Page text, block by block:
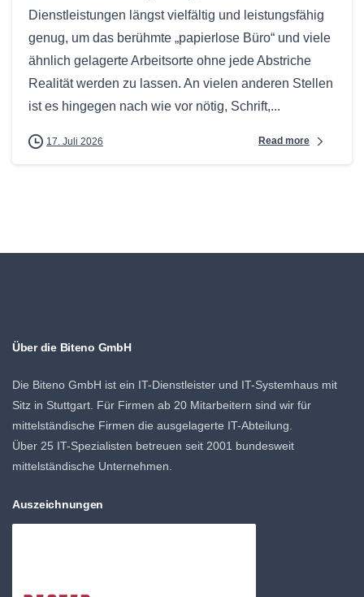
Dienstleistungen längst vielfältig und leistungsfähig
genug, um das berühmte „papierlose Büro“ und viele
ähnlich gelagerte Arbeitsorte ohne jede Abstriche
Realität werden zu lassen. An vielen anderen Stellen
ist es hingegen nach wie vor nötig, Schrift,...
17. Juli 2026 Read more
Über die Biteno GmbH
Die Biteno GmbH ist ein IT-Dienstleister und IT-Systemhaus mit
Sitz in Stuttgart. Für Firmen ab 20 Mitarbeitern sind wir für
mittelständische Firmen die ausgelagerte IT-Abteilung.
Über 25 IT-Spezialisten betreuen seit 2001 bundesweit
mittelständische Unternehmen.
Auszeichnungen